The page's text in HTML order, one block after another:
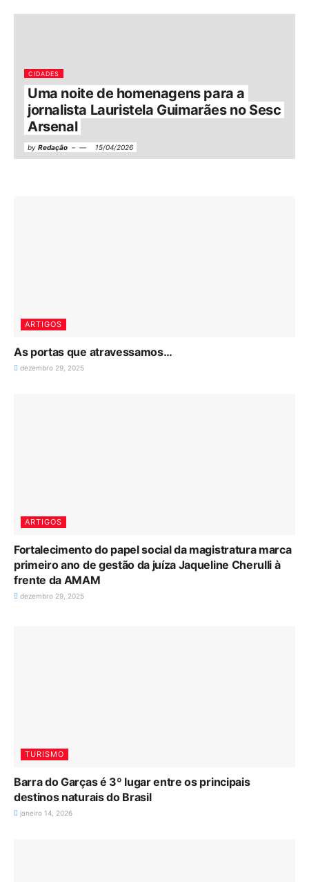
CIDADES
Uma noite de homenagens para a
jornalista Lauristela Guimarães no Sesc
Arsenal
by Redação 15/04/2026
ARTIGOS
As portas que atravessamos…
dezembro 29, 2025
ARTIGOS
Fortalecimento do papel social da magistratura marca
primeiro ano de gestão da juíza Jaqueline Cherulli à
frente da AMAM
dezembro 29, 2025
TURISMO
Barra do Garças é 3º lugar entre os principais
destinos naturais do Brasil
janeiro 14, 2026